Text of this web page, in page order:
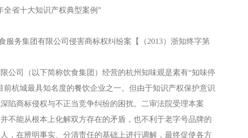
全省十大知识产权典型案例”
服务集团有限公司侵害商标权纠纷案【（2013）浙知终字第
司（以下简称饮食集团）经营的杭州知味观是素有“知味停
杭城最具知名度的餐饮企业之一。但由于知识产权保护意识
陷商标侵权与不正当竞争纠纷的困扰。二审法院受理本案
不能从根本上化解双方存在的矛盾，也不利于老字号品牌的
，在辨明事实、分清责任的基础上进行调解，最终促使各方